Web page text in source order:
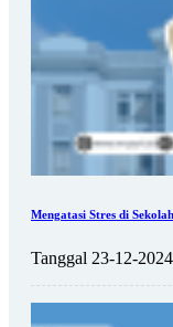
Mengatasi Stres di
Tanggal 23-12-